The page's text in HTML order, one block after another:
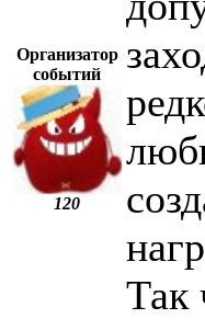
Организатор
событий
120
Так